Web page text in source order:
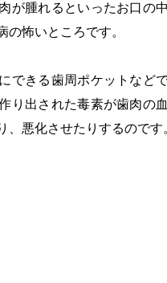
が腫れるといったお口の
の怖いところです。
できる歯周ポケットなど
り出された毒素が歯肉の
、悪化させたりするのです